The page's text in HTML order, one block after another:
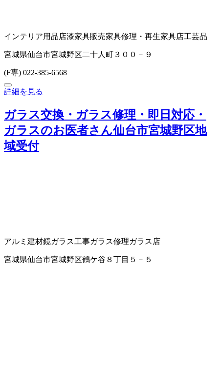
インテリア用品店漆家具販売家具修理・再生家具店工芸品
宮城県仙台市宮城野区二十人町３００－９
(F専) 022-385-6568
詳細を見る
ガラス交換・ガラス修理・即日対応・
ガラスのお医者さん仙台市宮城野区地
域受付
アルミ建材鏡ガラス工事ガラス修理ガラス店
宮城県仙台市宮城野区鶴ケ谷８丁目５－５